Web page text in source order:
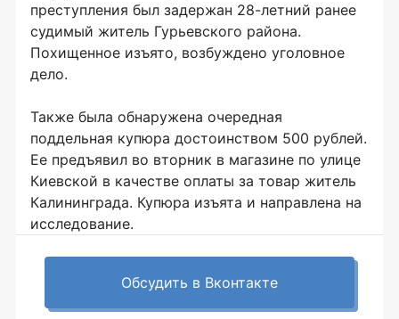
преступления был задержан 28-летний ранее
судимый житель Гурьевского района.
Похищенное изъято, возбуждено уголовное
дело.
Также была обнаружена очередная
поддельная купюра достоинством 500 рублей.
Ее предъявил во вторник в магазине по улице
Киевской в качестве оплаты за товар житель
Калининграда. Купюра изъята и направлена на
исследование.
Обсудить в Вконтакте